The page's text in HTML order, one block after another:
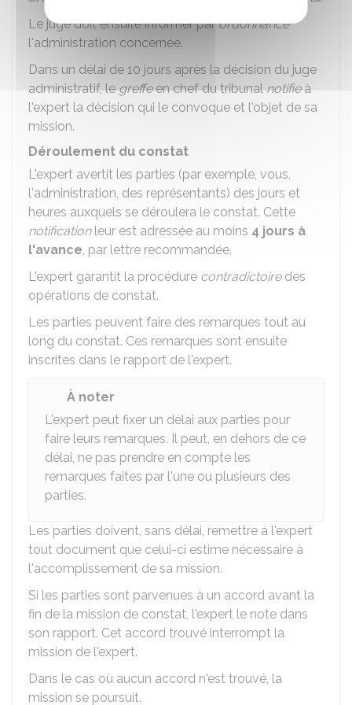
Le juge doit ensuite informer parordonnance
l'administration concernée.
Dans un délai de 10 jours après la décision du juge
administratif, legreffeen chef du tribunalnotifieà
l'expert la décision qui le convoque et l'objet de sa
mission.
Déroulement du constat
L'expert avertit les parties (par exemple, vous,
l'administration, des représentants) des jours et
heures auxquels se déroulera le constat. Cette
notificationleur est adressée au moins 4 jours à
l'avance, par lettre recommandée.
L'expert garantit la procédure contradictoiredes
opérations de constat.
Les parties peuvent faire des remarques tout au
long du constat. Ces remarques sont ensuite
inscrites dans le rapport de l'expert.
À noter
L'expert peut fixer un délai aux parties pour
faire leurs remarques. Il peut, en dehors de ce
délai, ne pas prendre en compte les
remarques faites par l'une ou plusieurs des
parties.
Les parties doivent, sans délai, remettre à l'expert
tout document que celui-ci estime nécessaire à
l'accomplissement de sa mission.
Si les parties sont parvenues à un accord avant la
fin de la mission de constat, l'expert le note dans
son rapport. Cet accord trouvé interrompt la
mission de l'expert.
Dans le cas où aucun accord n'est trouvé, la
mission se poursuit.